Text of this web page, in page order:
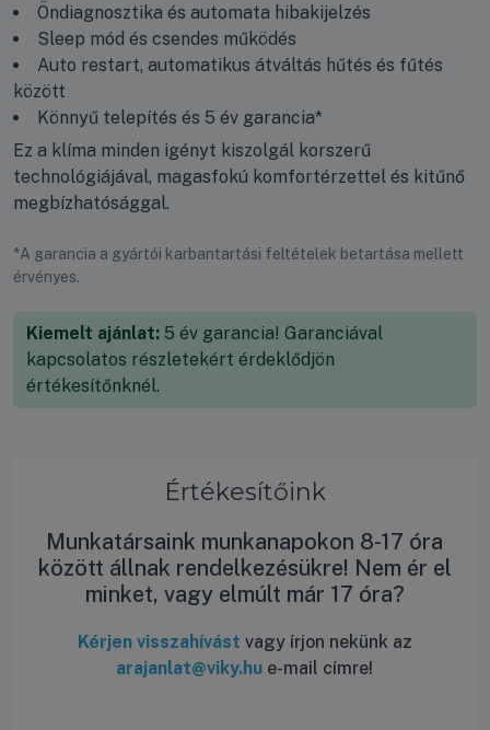
Értékesítőink
Munkatársaink munkanapokon 8-17 óra
között állnak rendelkezésükre! Nem ér el
minket, vagy elmúlt már 17 óra?
Kérjen visszahívást vagy írjon nekünk az
arajanlat@viky.hu e-mail címre!
Öndiagnosztika és automata hibakijelzés
Sleep mód és csendes működés
Auto restart, automatikus átváltás hűtés és fűtés
között
Könnyű telepítés és 5 év garancia*
Ez a klíma minden igényt kiszolgál korszerű
technológiájával, magasfokú komfortérzettel és kitűnő
megbízhatósággal.
*A garancia a gyártói karbantartási feltételek betartása mellett
érvényes.
Kiemelt ajánlat: 5 év garancia! Garanciával
kapcsolatos részletekért érdeklődjön
értékesítőnknél.